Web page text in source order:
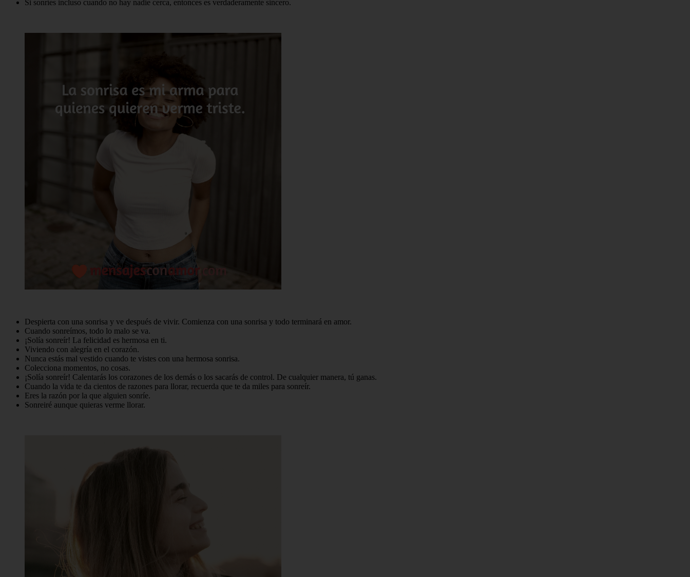
Si sonríes incluso cuando no hay nadie cerca, entonces es verdaderamente sincero.
Despierta con una sonrisa y ve después de vivir. Comienza con una sonrisa y todo terminará en amor.
Cuando sonreímos, todo lo malo se va.
¡Solía ​​sonreír! La felicidad es hermosa en ti.
Viviendo con alegría en el corazón.
Nunca estás mal vestido cuando te vistes con una hermosa sonrisa.
Colecciona momentos, no cosas.
¡Solía ​​sonreír! Calentarás los corazones de los demás o los sacarás de control. De cualquier manera, tú ganas.
Cuando la vida te da cientos de razones para llorar, recuerda que te da miles para sonreír.
Eres la razón por la que alguien sonríe.
Sonreiré aunque quieras verme llorar.